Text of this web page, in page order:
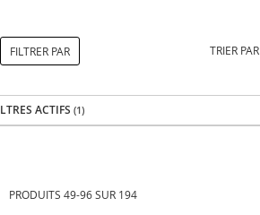
PRODUITS 49-96SUR 194
TRIER PAR
FILTRER PAR
ACTIFS